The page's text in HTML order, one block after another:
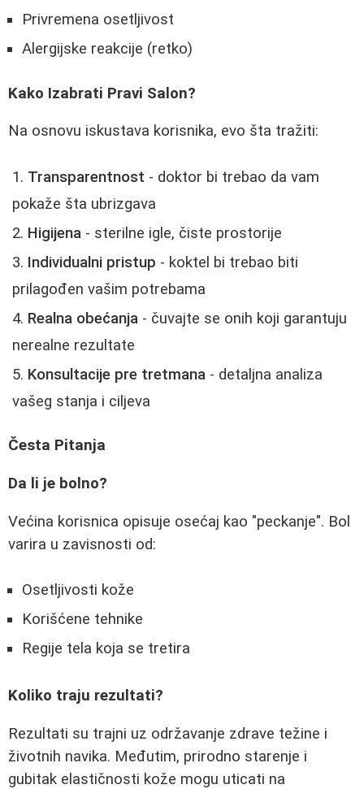
Privremena osetljivost
Alergijske reakcije (retko)
Kako Izabrati Pravi Salon?
Na osnovu iskustava korisnika, evo šta tražiti:
Transparentnost - doktor bi trebao da vam
pokaže šta ubrizgava
Higijena - sterilne igle, čiste prostorije
Individualni pristup - koktel bi trebao biti
prilagođen vašim potrebama
Realna obećanja - čuvajte se onih koji garantuju
nerealne rezultate
Konsultacije pre tretmana - detaljna analiza
vašeg stanja i ciljeva
Česta Pitanja
Da li je bolno?
Većina korisnica opisuje osećaj kao "peckanje". Bol
varira u zavisnosti od:
Osetljivosti kože
Korišćene tehnike
Regije tela koja se tretira
Koliko traju rezultati?
Rezultati su trajni uz održavanje zdrave težine i
životnih navika. Međutim, prirodno starenje i
gubitak elastičnosti kože mogu uticati na